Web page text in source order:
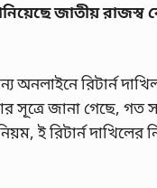
জাতীয়
রিটার্ন
জানা গেছে, গত
ই রিটার্ন